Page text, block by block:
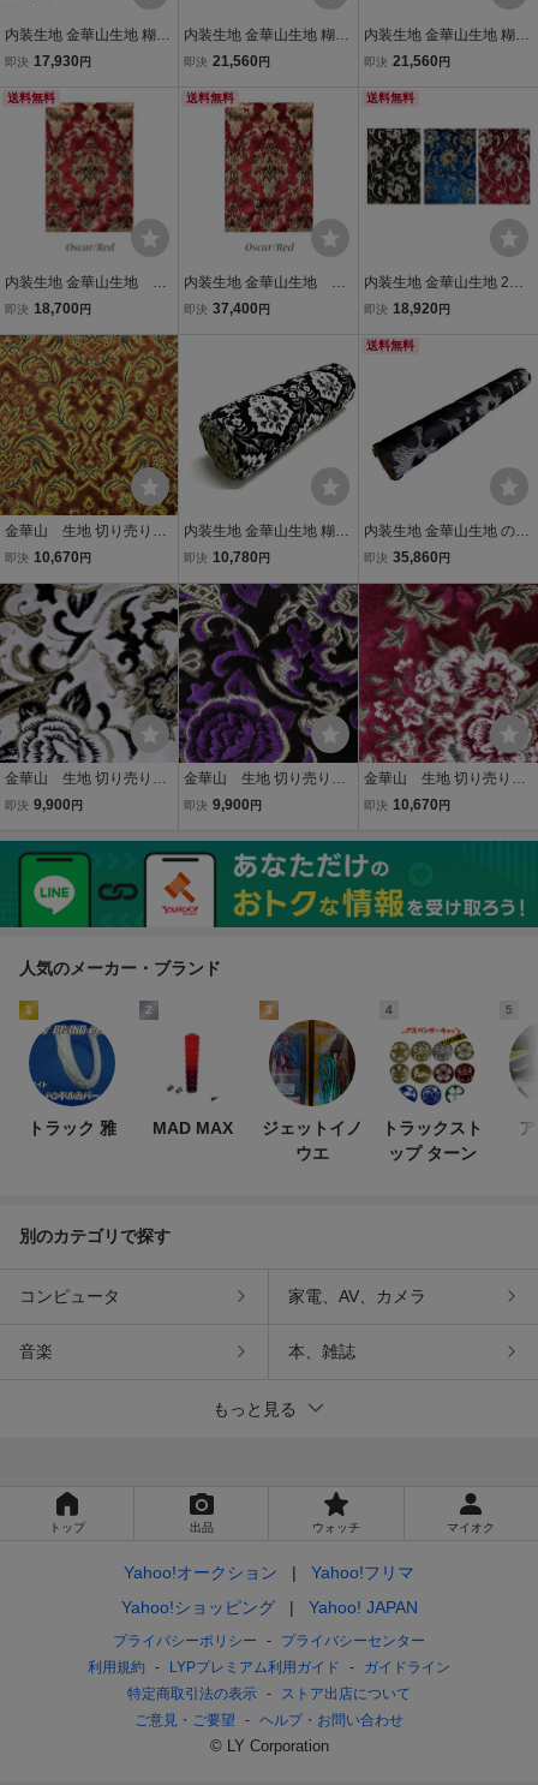
内装生地 金華山生地 糊付
き生地 小雪1/2巾×2.4ｍ巻
子 ソファー 和柄 花柄
即決 17,930 円
内装生地 金華山生地 糊付
き生地 小雪1/4巾×2.4ｍ
用 内張り 内装 和柄 花柄
即決 21,560 円
内装生地 金華山生地 糊付
き生地 大花束1/4巾×2.4ｍ
用 内張り 内装 和柄 花柄
即決 21,560 円
送料無料
内装生地 金華山生地 オ
スカー2 切売り トラック
即決 18,700 円
送料無料
内装生地 金華山生地 2
ｍ売り オスカー2 トラ
即決 37,400 円
送料無料
内装生地 金華山生地 2ｍ
売り モンブラン トラック
即決 18,920 円
金華山 生地 切り売り
ベルサイユ ブラウン
単位切り売り のり無
し トラック内装 【納
期約2週間】
即決 10,670 円
内装生地 金華山生地 糊付
き生地 新格子1/4巾×2.4ｍ
椅子 ソファー 和柄 花柄
即決 10,780 円
送料無料
内装生地 金華山生地 のり
付き生地 モンブラン1/2巾
ック用 内張り 内装 和柄
花柄
即決 35,860 円
金華山 生地 切り売り
モンブランローズ ホワ
m単位切り売り のり無
し トラック内装 【納
期約2週間】
即決 9,900 円
金華山 生地 切り売り
モンブランローズ パー
m単位切り売り のり無
し トラック内装 【納
期約2週間】
即決 9,900 円
金華山 生地 切り売り
マドンナ ワインパープ
幅×m単位切り売り のり
無し トラック内装
【納期約2週間】
即決 10,670 円
人気のメーカー・ブランド
1
トラック 雅
2
MAD MAX
3
ジェットイノ
ウエ
4
トラックスト
ップ ターン
5
別のカテゴリで探す
コンピュータ 家電、AV、カメラ
音楽 本、雑誌
もっと見る
トップ 出品 ウォッチ マイオク
Yahoo!オークション
Yahoo!フリマ
Yahoo!ショッピング
Yahoo! JAPAN
プライバシーポリシー
プライバシーセンター
利用規約
LYPプレミアム利用ガイド
ガイドライン
特定商取引法の表示
ストア出店について
ご意見・ご要望
ヘルプ・お問い合わせ
© LY Corporation